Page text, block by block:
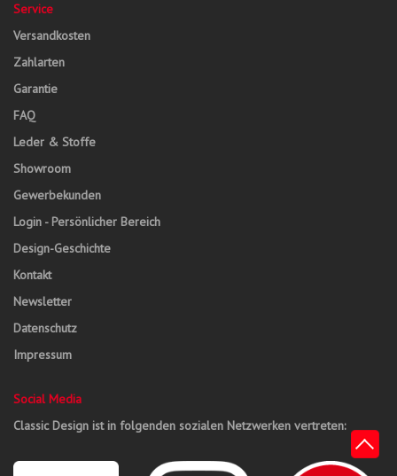
Service
Versandkosten
Zahlarten
Garantie
FAQ
Leder & Stoffe
Showroom
Gewerbekunden
Login - Persönlicher Bereich
Design-Geschichte
Kontakt
Newsletter
Datenschutz
Impressum
Social Media
Classic Design ist in folgenden sozialen Netzwerken vertreten: